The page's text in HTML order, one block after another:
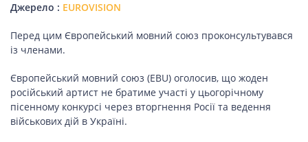
Літургійні
читання
УГКЦ
ПОДОРОЖІ
Джерело : EUROVISION
Перед цим Європейський мовний союз проконсультувався
із членами.
Європейський мовний союз (EBU) оголосив, що жоден
російський артист не братиме участі у цьогорічному
пісенному конкурсі через вторгнення Росії та ведення
військових дій в Україні.